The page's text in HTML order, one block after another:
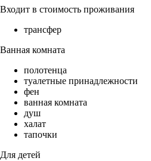
Входит в стоимость проживания
трансфер
Ванная комната
полотенца
туалетные принадлежности
фен
ванная комната
душ
халат
тапочки
Для детей